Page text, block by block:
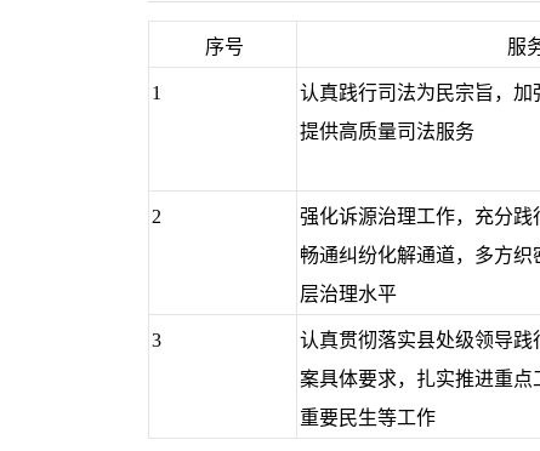
序号 服
1
认真践行司法为民宗旨，
提供高质量司法服务
2
强化诉源治理工作，充分践
畅通纠纷化解通道，多方
层治理水平
3
认真贯彻落实县处级领导践
案具体要求，扎实推进重点
重要民生等工作